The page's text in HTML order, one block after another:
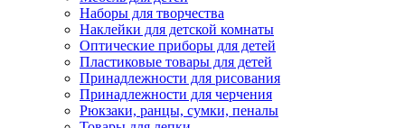
Наборы для творчества
Наклейки для детской комнаты
Оптические приборы для детей
Пластиковые товары для детей
Принадлежности для рисования
Принадлежности для черчения
Рюкзаки, ранцы, сумки, пеналы